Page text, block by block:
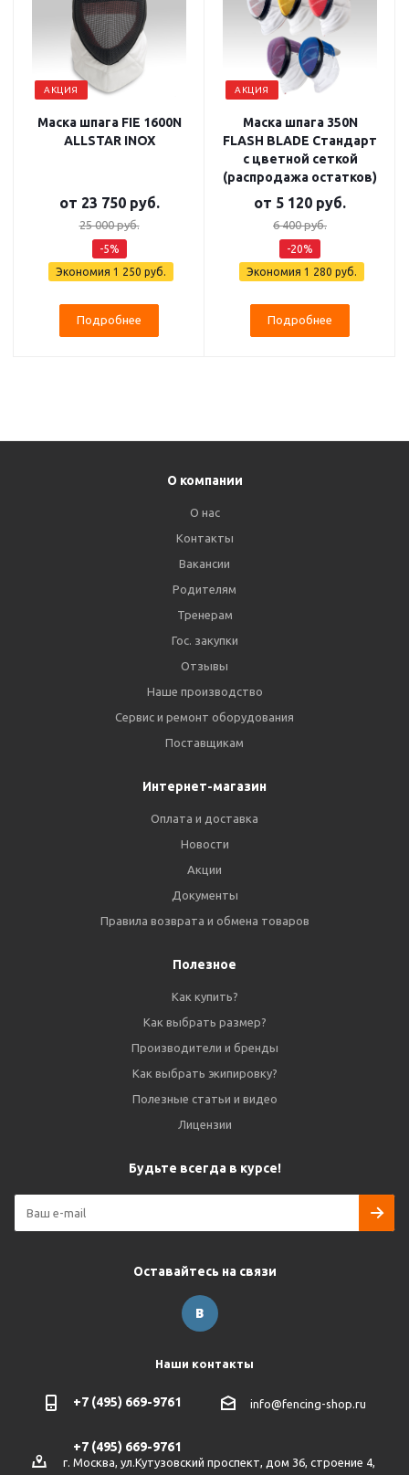
АКЦИЯ
Маска шпага FIE 1600N
ALLSTAR INOX
от 23 750 руб.
25 000 руб.
-5%
Экономия 1 250 руб.
Подробнее
АКЦИЯ
Маска шпага 350N
FLASH BLADE Стандарт
с цветной сеткой
(распродажа остатков)
от 5 120 руб.
6 400 руб.
-20%
Экономия 1 280 руб.
Подробнее
О компании
О нас
Контакты
Вакансии
Родителям
Тренерам
Гос. закупки
Отзывы
Наше производство
Сервис и ремонт оборудования
Поставщикам
Интернет-магазин
Оплата и доставка
Новости
Акции
Документы
Правила возврата и обмена товаров
Полезное
Как купить?
Как выбрать размер?
Производители и бренды
Как выбрать экипировку?
Полезные статьи и видео
Лицензии
Будьте всегда в курсе!
Оставайтесь на связи
Наши контакты
+7 (495) 669-9761
+7 (495) 669-9761
info@fencing-shop.ru
г. Москва, ул.Кутузовский проспект, дом 36, строение 4,